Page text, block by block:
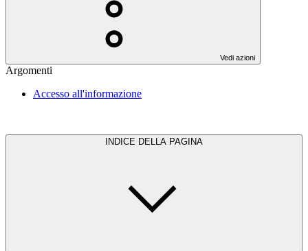
Vedi azioni
Argomenti
Accesso all'informazione
INDICE DELLA PAGINA